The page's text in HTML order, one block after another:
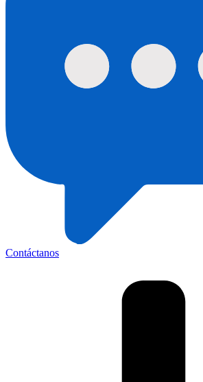
Contáctanos